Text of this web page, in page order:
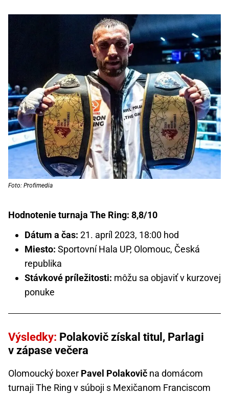
Foto: Profimedia
Hodnotenie turnaja The Ring: 8,8/10
Dátum a čas: 21. apríl 2023, 18:00 hod
Miesto: Sportovní Hala UP, Olomouc, Česká
republika
Stávkové príležitosti: môžu sa objaviť v kurzovej
ponuke
Výsledky: Polakovič získal titul, Parlagi
v zápase večera
Olomoucký boxer Pavel Polakovič na domácom
turnaji The Ring v súboji s Mexičanom Franciscom